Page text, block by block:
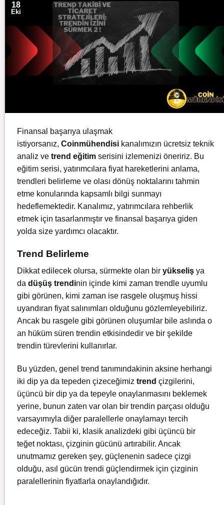
18
Eki
Finansal başarıya ulaşmak
istiyorsanız, Coinmühendisi kanalımızın ücretsiz teknik
analiz ve trend eğitim serisini izlemenizi öneririz. Bu
eğitim serisi, yatırımcılara fiyat hareketlerini anlama,
trendleri belirleme ve olası dönüş noktalarını tahmin
etme konularında kapsamlı bilgi sunmayı
hedeflemektedir. Kanalımız, yatırımcılara rehberlik
etmek için tasarlanmıştır ve finansal başarıya giden
yolda size yardımcı olacaktır.
Trend Belirleme
Dikkat edilecek olursa, sürmekte olan bir yükseliş ya
da düşüş trendinin içinde kimi zaman trendle uyumlu
gibi görünen, kimi zaman ise rasgele oluşmuş hissi
uyandıran fiyat salınımları olduğunu gözlemleyebiliriz.
Ancak bu rasgele gibi görünen oluşumlar bile aslında o
an hüküm süren trendin etkisindedir ve bir şekilde
trendin türevlerini kullanırlar.
Bu yüzden, genel trend tanımındakinin aksine herhangi
iki dip ya da tepeden çizeceğimiz trend çizgilerini,
üçüncü bir dip ya da tepeyle onaylanmasını beklemek
yerine, bunun zaten var olan bir trendin parçası olduğu
varsayımıyla diğer paralellerle onaylamayı tercih
edeceğiz. Tabii ki, klasik analizdeki gibi üçüncü bir
teğet noktası, çizginin gücünü artırabilir. Ancak
unutmamız gereken şey, güçlenenin sadece çizgi
olduğu, asıl gücün trendi güçlendirmek için çizginin
paralellerinin fiyatlarla onaylandığıdır.